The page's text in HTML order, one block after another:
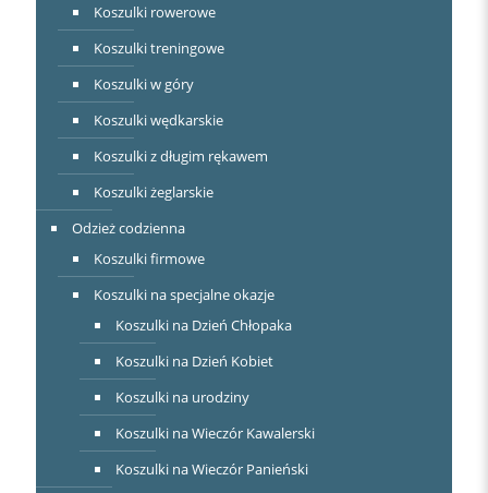
Koszulki rowerowe
Koszulki treningowe
Koszulki w góry
Koszulki wędkarskie
Koszulki z długim rękawem
Koszulki żeglarskie
Odzież codzienna
Koszulki firmowe
Koszulki na specjalne okazje
Koszulki na Dzień Chłopaka
Koszulki na Dzień Kobiet
Koszulki na urodziny
Koszulki na Wieczór Kawalerski
Koszulki na Wieczór Panieński